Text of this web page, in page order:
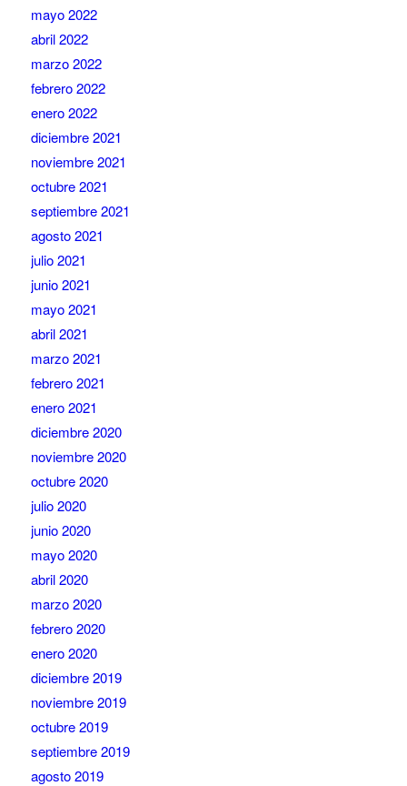
mayo 2022
abril 2022
marzo 2022
febrero 2022
enero 2022
diciembre 2021
noviembre 2021
octubre 2021
septiembre 2021
agosto 2021
julio 2021
junio 2021
mayo 2021
abril 2021
marzo 2021
febrero 2021
enero 2021
diciembre 2020
noviembre 2020
octubre 2020
julio 2020
junio 2020
mayo 2020
abril 2020
marzo 2020
febrero 2020
enero 2020
diciembre 2019
noviembre 2019
octubre 2019
septiembre 2019
agosto 2019